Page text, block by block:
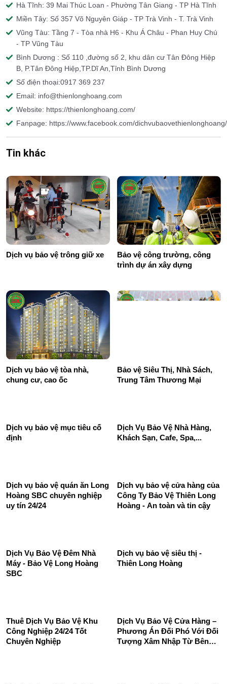
Hà Tĩnh: 39 Mai Thúc Loan - Phường Tân Giang - TP Hà Tĩnh
Miền Tây: Số 357 Võ Nguyên Giáp - TP Trà Vinh - T. Trà Vinh
Vũng Tàu: Tầng 7 - Tòa nhà H6 - Khu Á Châu - Phan Huy Chú
- TP Vũng Tàu
Bình Dương : Số 110 ,đường số 2, khu dân cư Tân Đông Hiệp
B, P.Tân Đông Hiệp,TP.Dĩ An,Tỉnh Bình Dương
Số điện thoại:0917 369 237
Email: info@thienlonghoang.com
Website: https://thienlonghoang.com/
Fanpage: https://www.facebook.com/dichvubaovethienlonghoang/
Tin khác
Dịch vụ bảo vệ trông giữ xe
Bảo vệ công trường, công
trình dự án xây dựng
Dịch vụ bảo vệ tòa nhà,
chung cư, cao ốc
Bảo vệ Siêu Thị, Nhà Sách,
Trung Tâm Thương Mại
Dịch vụ bảo vệ mục tiêu cố
định
Dịch Vụ Bảo Vệ Nhà Hàng,
Khách Sạn, Cafe, Spa,...
Dịch vụ bảo vệ quán ăn Long
Hoàng SBC chuyên nghiệp
uy tín 24/24
Dịch vụ bảo vệ cửa hàng của
Công Ty Bảo Vệ Thiên Long
Dịch Vụ Bảo Vệ Đêm Nhà
Máy - Bảo Vệ Long Hoàng
SBC
Dịch vụ bảo vệ siêu thị -
Thiên Long Hoàng